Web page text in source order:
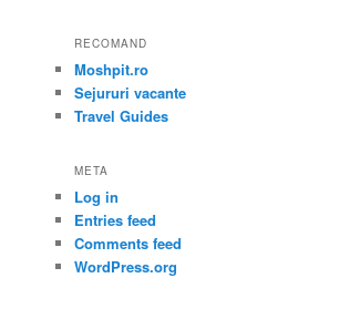
RECOMAND
Moshpit.ro
Sejururi vacante
Travel Guides
META
Log in
Entries feed
Comments feed
WordPress.org